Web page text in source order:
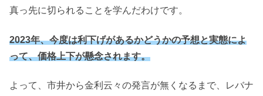
真っ先に切られることを学んだわけです。
2023年、今度は利下げがあるかどうかの予想と実態によ
って、価格上下が懸念されます。
よって、市井から金利云々の発言が無くなるまで、レバナ